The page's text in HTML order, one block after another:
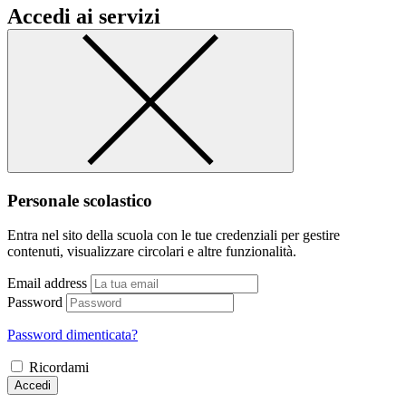
Accedi ai servizi
Personale scolastico
Entra nel sito della scuola con le tue credenziali per gestire
contenuti, visualizzare circolari e altre funzionalità.
Email address
Password
Password dimenticata?
Ricordami
Accedi